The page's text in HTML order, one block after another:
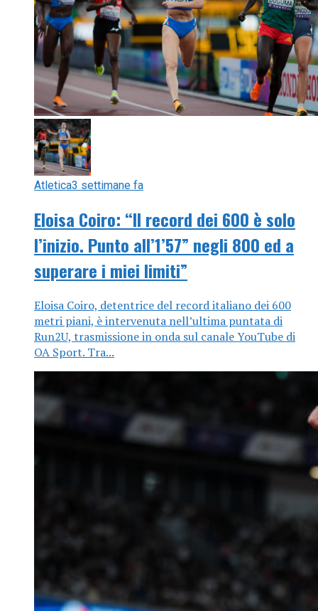
Atletica3 settimane fa
Eloisa Coiro: “Il record dei 600 è solo
l’inizio. Punto all’1’57” negli 800 ed a
superare i miei limiti”
Eloisa Coiro, detentrice del record italiano dei 600
metri piani, è intervenuta nell’ultima puntata di
Run2U, trasmissione in onda sul canale YouTube di
OA Sport. Tra...